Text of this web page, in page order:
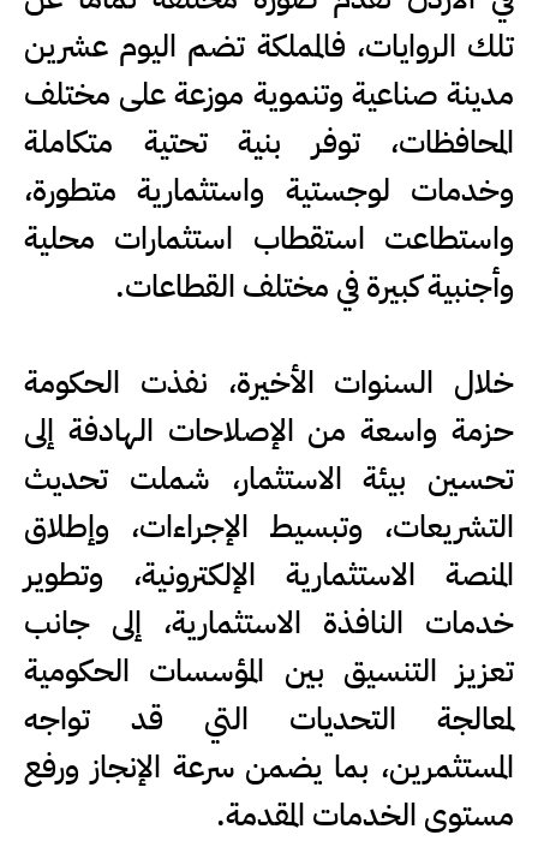
تلك الروايات، فالمملكة تضم اليوم عشرين
مدينة صناعية وتنموية موزعة على مختلف
المحافظات، توفر بنية تحتية متكاملة
وخدمات لوجستية واستثمارية متطورة،
واستطاعت استقطاب استثمارات محلية
وأجنبية كبيرة في مختلف القطاعات.
خلال السنوات الأخيرة، نفذت الحكومة
حزمة واسعة من الإصلاحات الهادفة إلى
تحسين بيئة الاستثمار، شملت تحديث
التشريعات، وتبسيط الإجراءات، وإطلاق
المنصة الاستثمارية الإلكترونية، وتطوير
خدمات النافذة الاستثمارية، إلى جانب
تعزيز التنسيق بين المؤسسات الحكومية
لمعالجة التحديات التي قد تواجه
المستثمرين، بما يضمن سرعة الإنجاز ورفع
مستوى الخدمات المقدمة.